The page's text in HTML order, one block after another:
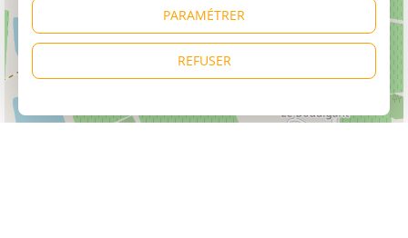
PARAMÉTRER
REFUSER